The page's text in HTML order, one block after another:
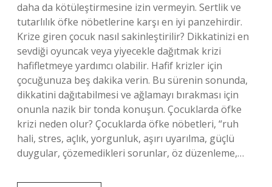
daha da kötüleştirmesine izin vermeyin. Sertlik ve
tutarlılık öfke nöbetlerine karşı en iyi panzehirdir.
Krize giren çocuk nasıl sakinleştirilir? Dikkatinizi en
sevdiği oyuncak veya yiyecekle dağıtmak krizi
hafifletmeye yardımcı olabilir. Hafif krizler için
çocuğunuza beş dakika verin. Bu sürenin sonunda,
dikkatini dağıtabilmesi ve ağlamayı bırakması için
onunla nazik bir tonda konuşun. Çocuklarda öfke
krizi neden olur? Çocuklarda öfke nöbetleri, “ruh
hali, stres, açlık, yorgunluk, aşırı uyarılma, güçlü
duygular, çözemedikleri sorunlar, öz düzenleme,…